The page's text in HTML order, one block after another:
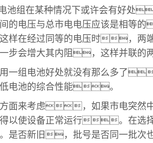
组在某种情况下或许会有好处
的电压与总市电电压应该是相
样在经过同等的电压时，两
会增大其内阻，这样并联的
组电池好处就没有那么多了
池的综合性能。
来考虑，如果市电突然
以使设备正常运行。在选
否新旧，批号是否同一批次